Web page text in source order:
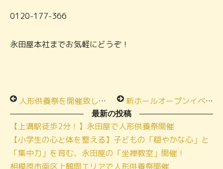
0120-177-366
永田屋本社までお気軽にどうぞ！
人形供養祭を開催致しました！in小さな家族葬ハウス®
新ホールオープンイベン
最新の投稿
【上溝駅徒歩2分！】永田屋で人形供養祭開催
【小学生の心と体を整える】子どもの「穏やかな心」と
「集中力」を育む、永田屋の「坐禅教室」開催！
相模原市南区上鶴間エリアで人形供養祭開催